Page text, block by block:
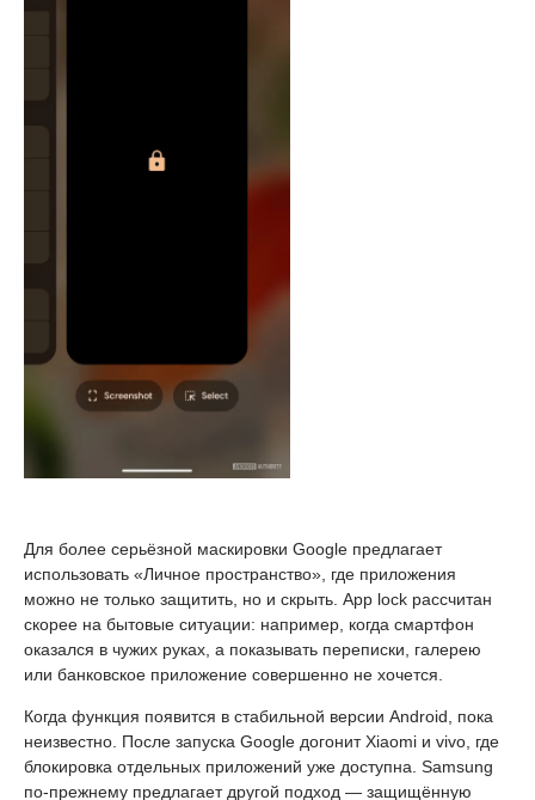
Для более серьёзной маскировки Google предлагает
использовать «Личное пространство», где приложения
можно не только защитить, но и скрыть. App lock рассчитан
скорее на бытовые ситуации: например, когда смартфон
оказался в чужих руках, а показывать переписки, галерею
или банковское приложение совершенно не хочется.
Когда функция появится в стабильной версии Android, пока
неизвестно. После запуска Google догонит Xiaomi и vivo, где
блокировка отдельных приложений уже доступна. Samsung
по-прежнему предлагает другой подход — защищённую